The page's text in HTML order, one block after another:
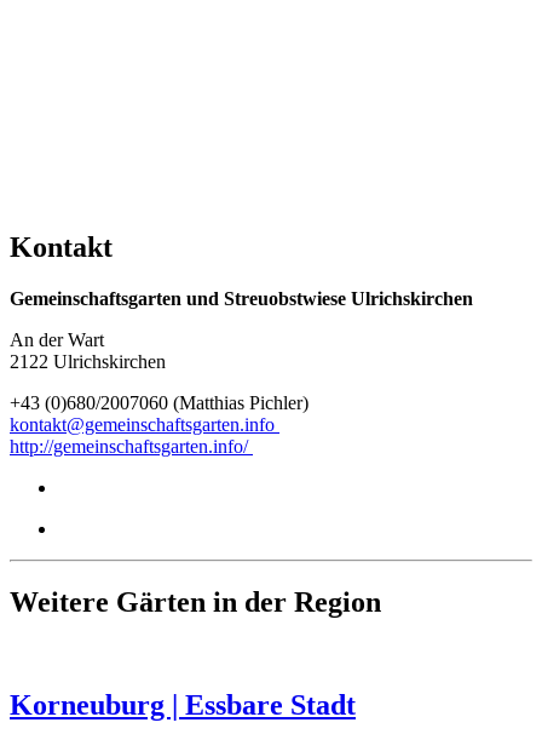
Kontakt
Gemeinschaftsgarten und Streuobstwiese Ulrichskirchen
An der Wart
2122 Ulrichskirchen
+43 (0)680/2007060 (Matthias Pichler)
kontakt@gemeinschaftsgarten.info
http://gemeinschaftsgarten.info/
Weitere Gärten in der Region
Korneuburg | Essbare Stadt